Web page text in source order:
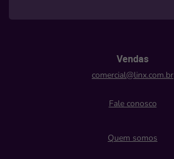
Vendas
comercial@linx.com.br
Fale conosco
Quem somos